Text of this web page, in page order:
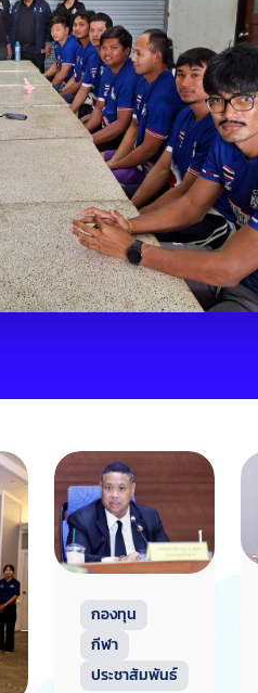
กองทุน
กีฬา
ประชาสัมพันธ์